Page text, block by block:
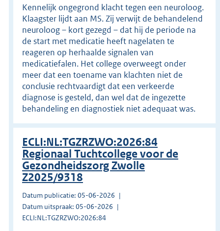
Kennelijk ongegrond klacht tegen een neuroloog.
Klaagster lijdt aan MS. Zij verwijt de behandelend
neuroloog – kort gezegd – dat hij de periode na
de start met medicatie heeft nagelaten te
reageren op herhaalde signalen van
medicatiefalen. Het college overweegt onder
meer dat een toename van klachten niet de
conclusie rechtvaardigt dat een verkeerde
diagnose is gesteld, dan wel dat de ingezette
behandeling en diagnostiek niet adequaat was.
ECLI:NL:TGZRZWO:2026:84
Regionaal Tuchtcollege voor de
Gezondheidszorg Zwolle
Z2025/9318
Datum publicatie: 05-06-2026
Datum uitspraak: 05-06-2026
ECLI:NL:TGZRZWO:2026:84